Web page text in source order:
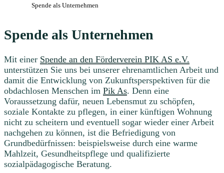
Spende als Unternehmen
Spende als Unternehmen
Mit einer Spende an den Förderverein PIK AS e.V.
unterstützen Sie uns bei unserer ehrenamtlichen Arbeit und
damit die Entwicklung von Zukunftsperspektiven für die
obdachlosen Menschen im Pik As. Denn eine
Voraussetzung dafür, neuen Lebensmut zu schöpfen,
soziale Kontakte zu pflegen, in einer künftigen Wohnung
nicht zu scheitern und eventuell sogar wieder einer Arbeit
nachgehen zu können, ist die Befriedigung von
Grundbedürfnissen: beispielsweise durch eine warme
Mahlzeit, Gesundheitspflege und qualifizierte
sozialpädagogische Beratung.